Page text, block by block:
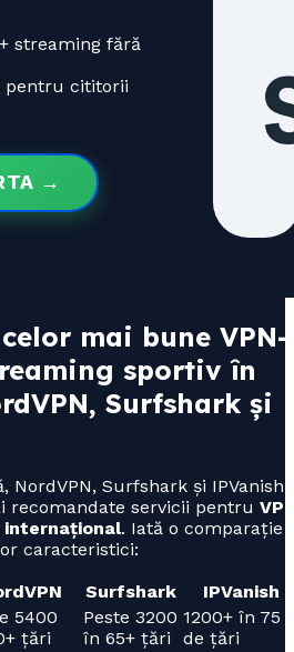
streaming fără
pentru cititorii
→
mai bune VPN-
sportiv în
Surfshark și
NordVPN, Surfshark și IPVanish
recomandate servicii pentru
. Iată o comparație
caracteristici:
Surfshark
IPVanish
5400
țări
Peste 3200
în 65+ țări
1200+ în 75
de țări